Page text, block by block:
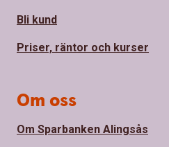
Bli kund
Priser, räntor och kurser
Om oss
Om Sparbanken Alingsås